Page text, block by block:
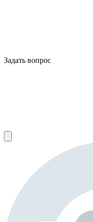
Задать вопрос